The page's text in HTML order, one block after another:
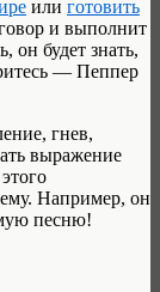
или готовить
и выполнит
он будет знать,
— Пеппер
гнев,
выражение
Например, он
песню!